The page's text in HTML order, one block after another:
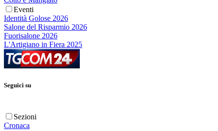
Eventi
Identità Golose 2026
Salone del Risparmio 2026
Fuorisalone 2026
L'Artigiano in Fiera 2025
Seguici su
Sezioni
Cronaca